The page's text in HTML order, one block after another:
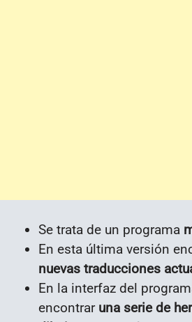
Se trata de un programa
En esta última versión
nuevas traducciones
En la interfaz del
encontrar una serie de